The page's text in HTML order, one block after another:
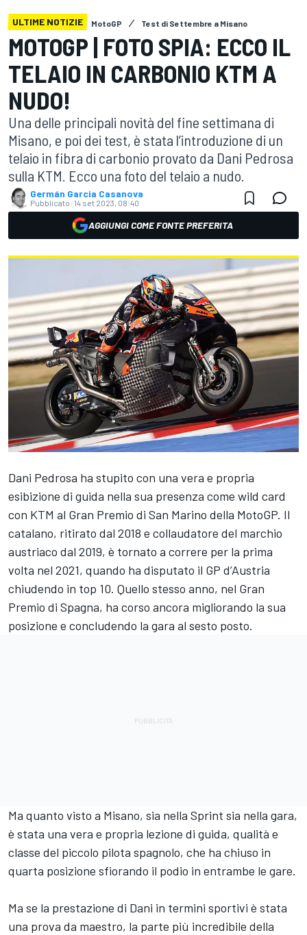
ULTIME NOTIZIE MotoGP Test di Settembre a Misano
MOTOGP | FOTO SPIA: ECCO IL
TELAIO IN CARBONIO KTM A
NUDO!
Una delle principali novità del fine settimana di
Misano, e poi dei test, è stata l’introduzione di un
telaio in fibra di carbonio provato da Dani Pedrosa
sulla KTM. Ecco una foto del telaio a nudo.
Germán Garcia Casanova
Pubblicato: 14 set 2023, 08:40
AGGIUNGI COME FONTE PREFERITA
Dani Pedrosa ha stupito con una vera e propria
esibizione di guida nella sua presenza come wild card
con KTM al Gran Premio di San Marino della MotoGP. Il
catalano, ritirato dal 2018 e collaudatore del marchio
austriaco dal 2019, è tornato a correre per la prima
volta nel 2021, quando ha disputato il GP d’Austria
chiudendo in top 10. Quello stesso anno, nel Gran
Premio di Spagna, ha corso ancora migliorando la sua
posizione e concludendo la gara al sesto posto.
Ma quanto visto a Misano, sia nella Sprint sia nella gara,
è stata una vera e propria lezione di guida, qualità e
classe del piccolo pilota spagnolo, che ha chiuso in
quarta posizione sfiorando il podio in entrambe le gare.
Ma se la prestazione di Dani in termini sportivi è stata
una prova da maestro, la parte più incredibile della